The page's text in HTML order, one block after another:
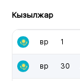
Кызылжар
вр 1
вр 30